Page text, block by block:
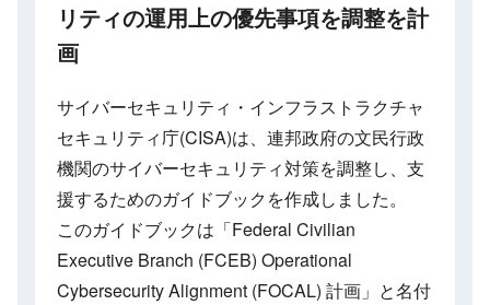
リティの運用上の優先事項を調整を計
画
サイバーセキュリティ・インフラストラクチャ
セキュリティ庁(CISA)は、連邦政府の文民行政
機関のサイバーセキュリティ対策を調整し、支
援するためのガイドブックを作成しました。
このガイドブックは「Federal Civilian
Executive Branch (FCEB) Operational
Cybersecurity Alignment (FOCAL) 計画」と名付